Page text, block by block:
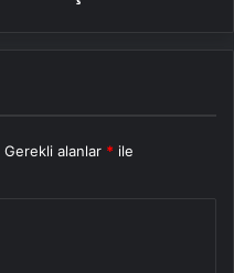
Gerekli alanlar * ile